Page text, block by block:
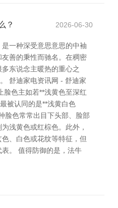
？ 2026-06-30
一种深受意思意思的中袖
善的秉性而驰名。在稠密
东说念主暖热的重心之
舒迪家电资讯网 - 舒迪家
脸色主如若**浅黄色至深红
被认同的是**浅黄白色
脸色常常出目下头部、脸部
浅黄色或红棕色。此外，
、白色或花纹等特征，但
。 值得防御的是，法牛